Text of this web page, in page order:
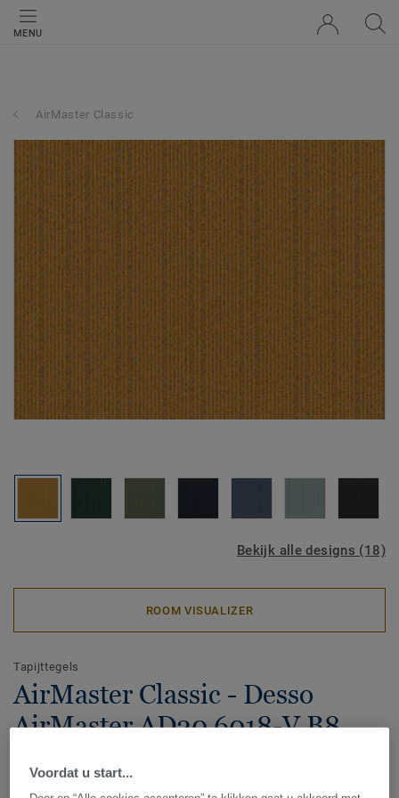
MENU
AirMaster Classic
Bekijk alle designs (18)
ROOM VISUALIZER
Tapijttegels
AirMaster Classic - Desso
AirMaster AD20 6018-V B8
Voordat u start...